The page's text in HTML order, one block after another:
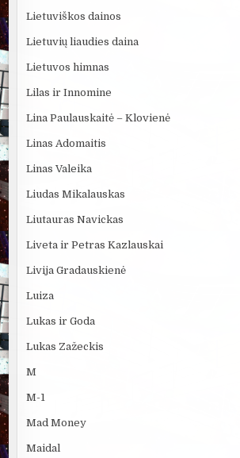
Lietuviškos dainos
Lietuvių liaudies daina
Lietuvos himnas
Lilas ir Innomine
Lina Paulauskaitė – Klovienė
Linas Adomaitis
Linas Valeika
Liudas Mikalauskas
Liutauras Navickas
Liveta ir Petras Kazlauskai
Livija Gradauskienė
Luiza
Lukas ir Goda
Lukas Zažeckis
M
M-1
Mad Money
Maidal